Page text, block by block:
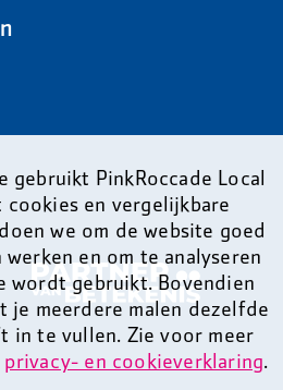
gebruikt PinkRoccade Local
cookies en vergelijkbare
we om de website goed
en om te analyseren
wordt gebruikt. Bovendien
je meerdere malen dezelfde
in te vullen. Zie voor meer
privacy- en cookieverklaring.